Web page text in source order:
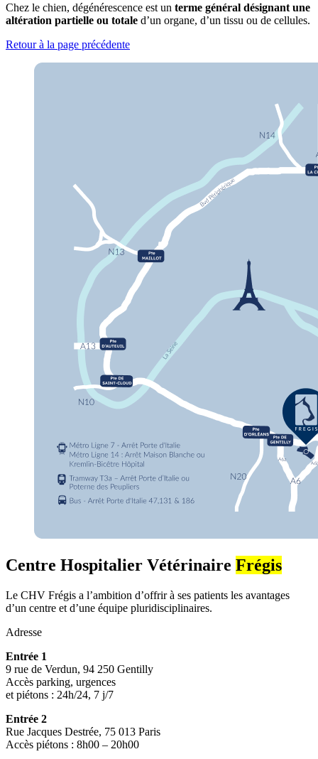
Chez le chien, dégénérescence est un terme général désignant une
altération partielle ou totale d’un organe, d’un tissu ou de cellules.
Retour à la page précédente
Centre Hospitalier Vétérinaire Frégis
Le CHV Frégis a l’ambition d’offrir à ses patients les avantages
d’un centre et d’une équipe pluridisciplinaires.
Adresse
Entrée 1
9 rue de Verdun, 94 250 Gentilly
Accès parking, urgences
et piétons : 24h/24, 7 j/7
Entrée 2
Rue Jacques Destrée, 75 013 Paris
Accès piétons : 8h00 – 20h00